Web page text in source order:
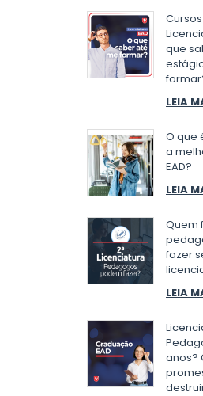
que
LEIA
O que
a
EAD?
LEIA
Quem
fazer
LEIA
anos?